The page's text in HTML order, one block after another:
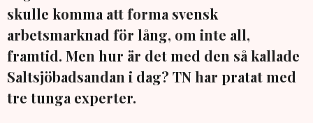
skulle komma att forma svensk
arbetsmarknad för lång, om inte all,
framtid. Men hur är det med den så kallade
Saltsjöbadsandan i dag? TN har pratat med
tre tunga experter.